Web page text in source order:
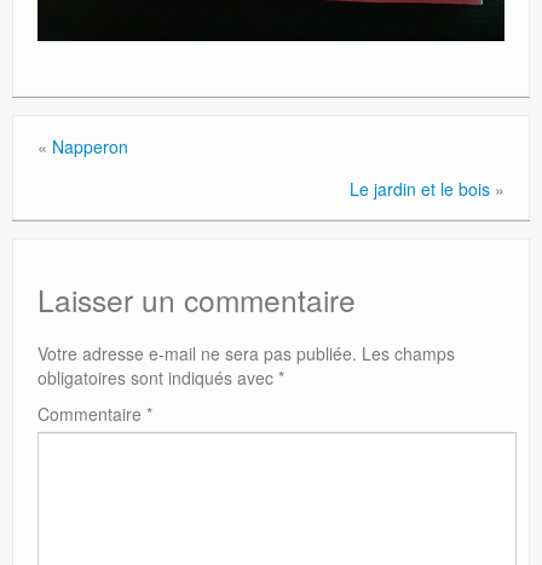
« Napperon
Le jardin et le bois »
Laisser un commentaire
Votre adresse e-mail ne sera pas publiée. Les champs
obligatoires sont indiqués avec *
Commentaire *